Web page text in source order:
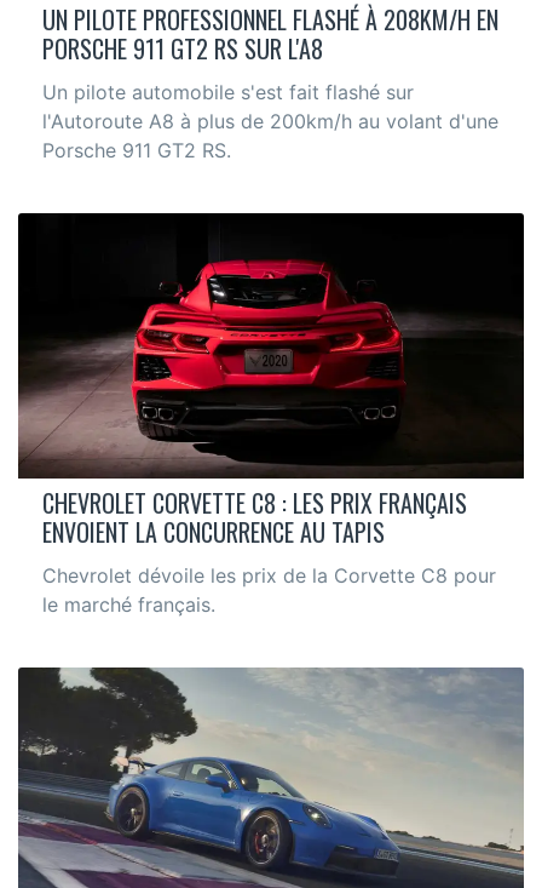
UN PILOTE PROFESSIONNEL FLASHÉ À 208KM/H EN
PORSCHE 911 GT2 RS SUR L'A8
Un pilote automobile s'est fait flashé sur
l'Autoroute A8 à plus de 200km/h au volant d'une
Porsche 911 GT2 RS.
CHEVROLET CORVETTE C8 : LES PRIX FRANÇAIS
ENVOIENT LA CONCURRENCE AU TAPIS
Chevrolet dévoile les prix de la Corvette C8 pour
le marché français.